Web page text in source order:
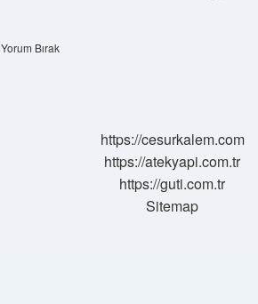
Yorum Bırak
https://cesurkalem.com
https://atekyapi.com.tr
https://guti.com.tr
Sitemap